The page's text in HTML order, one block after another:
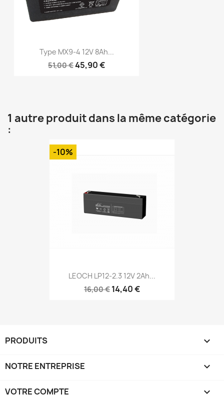
Type MX9-4 12V 8Ah...
51,00 €45,90 €
1 autre produit dans la même catégorie
:
LEOCH LP12-2.3 12V 2Ah...
16,00 € 14,40 €
-10%
PRODUITS 
NOTRE ENTREPRISE 
VOTRE COMPTE 